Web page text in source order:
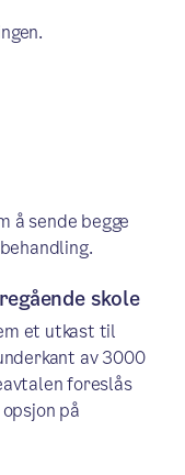
å sende begge
skole
et utkast til
av 3000
foreslås
på